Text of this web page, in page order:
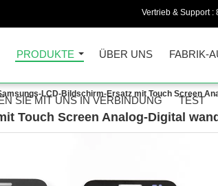
Vertrieb & Support :
PRODUKTE ÜBER UNS FABRIK-
SIE MIT UNS IN VERBINDUNG TEST
LCD-Bildschirm-Ersatz mit Touch Screen
Touch Screen Analog-Digital